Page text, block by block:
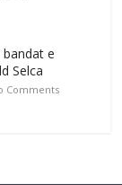
e
Selca
Comments